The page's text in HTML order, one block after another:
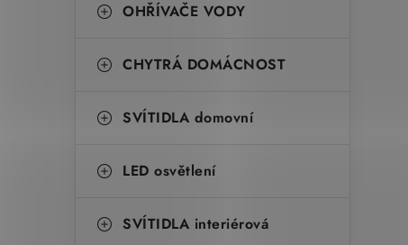
OHŘÍVAČE VODY
CHYTRÁ DOMÁCNOST
SVÍTIDLA domovní
LED osvětlení
SVÍTIDLA interiérová